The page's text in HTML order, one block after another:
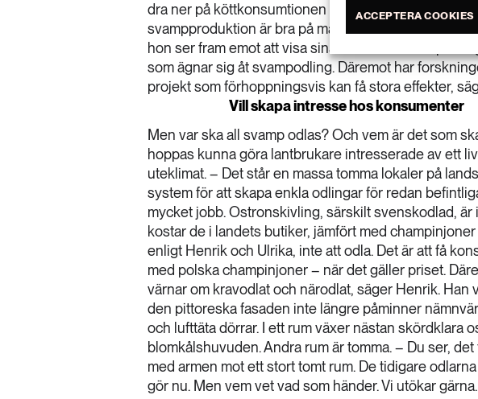
ACCEPTERA COOKIES
dra ner på köttkonsumtionen och då kan svamp vara
svampproduktion är bra på många vis. Projektet
hon ser fram emot att visa sina studenter
som ägnar sig åt svampodling. Däremot har
projekt som förhoppningsvis kan få stora effekter,
Vill skapa intresse hos konsumenter
Men var ska all svamp odlas? Och vem är det som
hoppas kunna göra lantbrukare intresserade av ett
uteklimat. – Det står en massa tomma lokaler på
system för att skapa enkla odlingar för redan
mycket jobb. Ostronskivling, särskilt svenskodlad,
kostar de i landets butiker, jämfört med
enligt Henrik och Ulrika, inte att odla. Det är att få
med polska champinjoner – när det gäller priset.
värnar om kravodlat och närodlat, säger Henrik.
den pittoreska fasaden inte längre påminner
och lufttäta dörrar. I ett rum växer nästan skördklara
blomkålshuvuden. Andra rum är tomma. – Du ser,
med armen mot ett stort tomt rum. De tidigare
gör nu. Men vem vet vad som händer. Vi utökar